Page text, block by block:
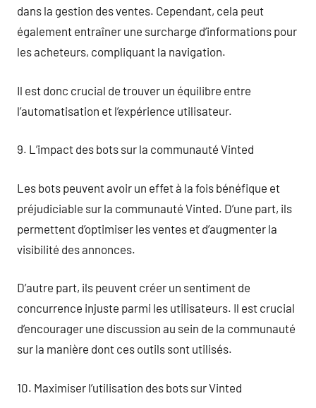
dans la gestion des ventes. Cependant, cela peut
également entraîner une surcharge d’informations pour
les acheteurs, compliquant la navigation.
Il est donc crucial de trouver un équilibre entre
l’automatisation et l’expérience utilisateur.
9. L’impact des bots sur la communauté Vinted
Les bots peuvent avoir un effet à la fois bénéfique et
préjudiciable sur la communauté Vinted. D’une part, ils
permettent d’optimiser les ventes et d’augmenter la
visibilité des annonces.
D’autre part, ils peuvent créer un sentiment de
concurrence injuste parmi les utilisateurs. Il est crucial
d’encourager une discussion au sein de la communauté
sur la manière dont ces outils sont utilisés.
10. Maximiser l’utilisation des bots sur Vinted